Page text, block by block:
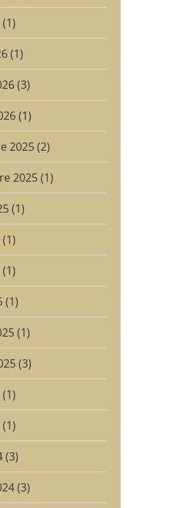
(1)
(3)
(1)
2025 (2)
2025 (1)
(1)
(1)
(1)
(3)
(3)
(3)